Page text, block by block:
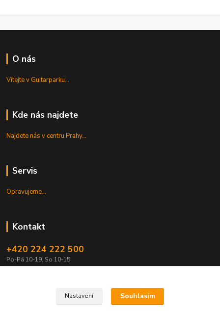
O nás
Vítejte v Guitarparku...
Kde nás najdete
Najdete nás v centru Prahy...
Servis
Opravujeme...
Kontakt
+420 224 222 500
Po-Pá 10-19, So 10-15
Nastavení Souhlasím